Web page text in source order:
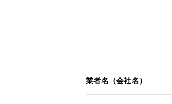
業者名（会社名）